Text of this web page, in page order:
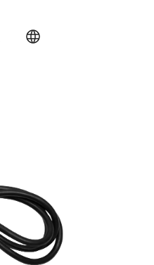
S'identifier